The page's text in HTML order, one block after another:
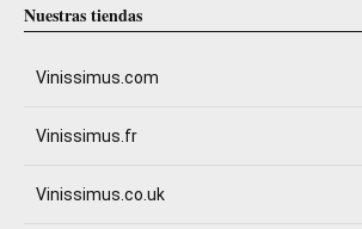
Nuestras tiendas
Vinissimus.com
Vinissimus.fr
Vinissimus.co.uk